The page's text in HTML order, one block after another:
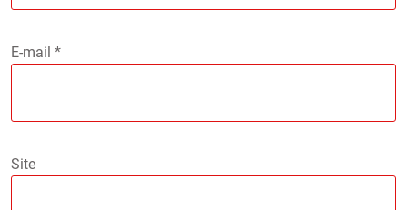
E-mail *
Site